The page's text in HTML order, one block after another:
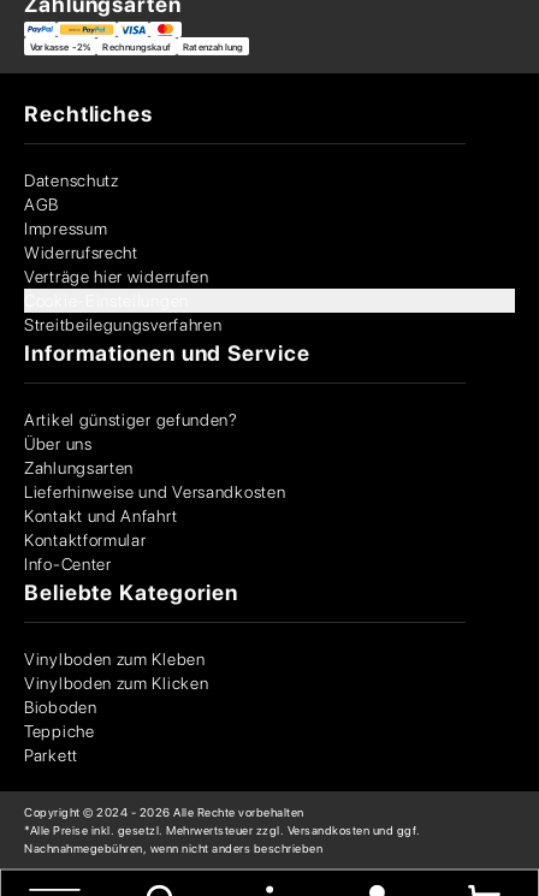
Vorkasse -2% Rechnungskauf Ratenzahlung
Rechtliches
Datenschutz
AGB
Impressum
Widerrufsrecht
Verträge hier widerrufen
Streitbeilegungsverfahren
Informationen und Service
Artikel günstiger gefunden?
Über uns
Zahlungsarten
Lieferhinweise und Versandkosten
Kontakt und Anfahrt
Kontaktformular
Info-Center
Beliebte Kategorien
Vinylboden zum Kleben
Vinylboden zum Klicken
Bioboden
Teppiche
Parkett
Copyright © 2024 - 2026 Alle Rechte vorbehalten
*Alle Preise inkl. gesetzl. Mehrwertsteuer zzgl. Versandkosten und ggf.
Nachnahmegebühren, wenn nicht anders beschrieben